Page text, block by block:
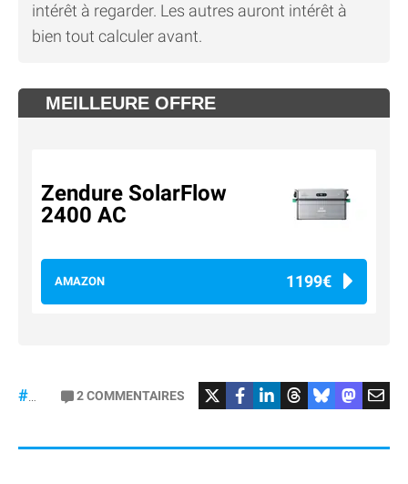
intérêt à regarder. Les autres auront intérêt à
bien tout calculer avant.
MEILLEURE OFFRE
Zendure SolarFlow
2400 AC
AMAZON 1199€
#Zendure 2COMMENTAIRES